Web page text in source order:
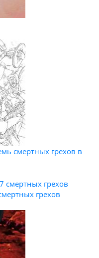
смертных грехов в
грехов